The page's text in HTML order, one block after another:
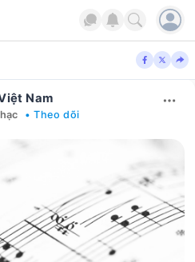
Nam
• Theo dõi